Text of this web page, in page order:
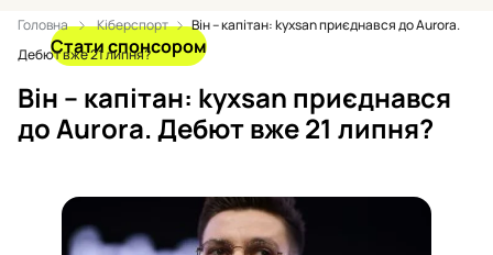
Стати спонсором
Головна Кіберспорт
Він – капітан: kyxsan приєднався до Aurora.
Дебют вже 21 липня?
Він – капітан: kyxsan приєднався
до Aurora. Дебют вже 21 липня?